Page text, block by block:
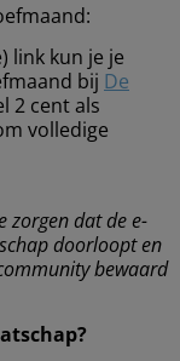
link kun je je
bij De
2 cent als
volledige
zorgen dat de e-
doorloopt en
bewaard